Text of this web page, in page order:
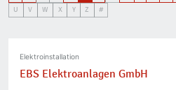
U
V W X Y Z #
Elektroinstallation
EBS Elektroanlagen GmbH